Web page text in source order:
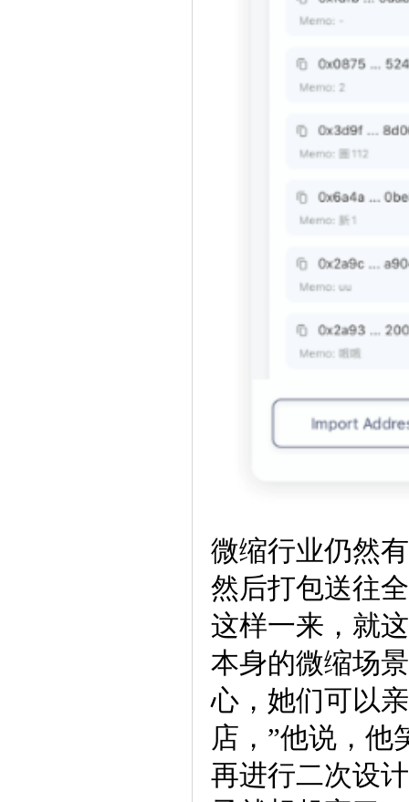
微缩行业仍然
然后打包送往
这样一来，就
本身的微缩场
心，她们可以
店，”他说，他
再进行二次设